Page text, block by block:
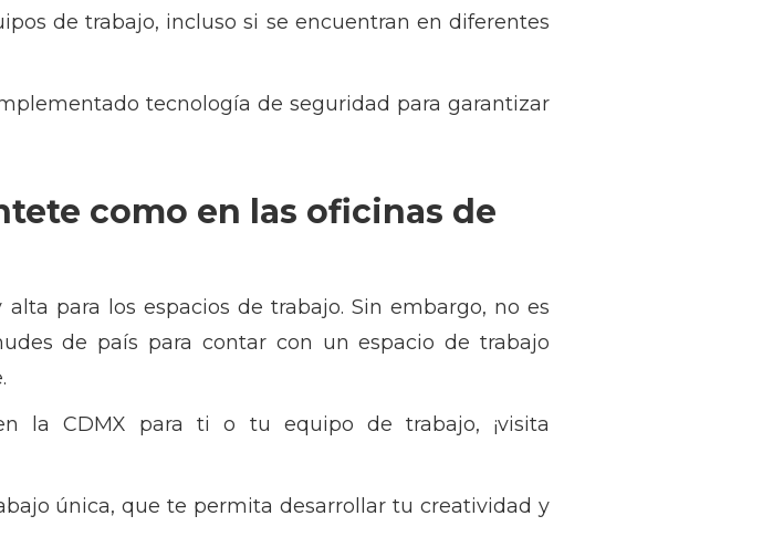
de trabajo, incluso si se encuentran en diferentes
tecnología de seguridad para garantizar
como en las oficinas de
para los espacios de trabajo. Sin embargo, no es
de país para contar con un espacio de trabajo
la CDMX para ti o tu equipo de trabajo, ¡visita
única, que te permita desarrollar tu creatividad y